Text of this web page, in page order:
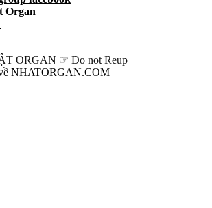
Organ
ORGAN ☞ Do not Reup
NHATORGAN.COM